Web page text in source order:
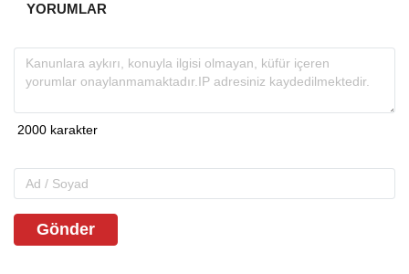
YORUMLAR
Gönder